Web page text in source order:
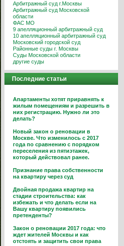
Арбитражный суд г.Москвы
Арбитражный суд Московской
области
ФАС МО
9 апелляционный арбитражный суд
10 апелляционный арбитражный суд
Московский городской суд
Районные суды г. Москвы
Суды Московской области
другие суды
Последние статьи
Апартаменты хотят приравнять к
жилым помещениям и разрешить в
них регистрацию. Нужно ли это
делать?
Новый закон о реновации в
Москве. Что изменилось с 2017
года по сравнению с порядком
переселения из пятиэтажек,
который действовал ранее.
Признание права собственности
на квартиру через суд
Двойная продажа квартир на
стадии строительства: как
избежать и что делать если на
Вашу квартиру появились
претенденты?
Закон о реновации 2017 года: что
ждет жителей Москвы и как
отстоять и защитить свои права